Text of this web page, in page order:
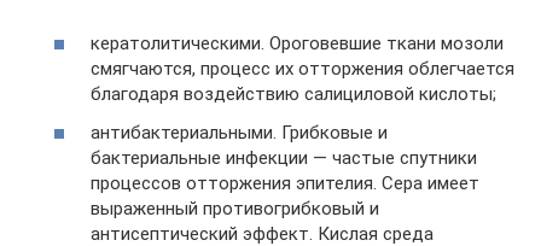
кератолитическими. Ороговевшие ткани мозоли
смягчаются, процесс их отторжения облегчается
благодаря воздействию салициловой кислоты;
антибактериальными. Грибковые и
бактериальные инфекции — частые спутники
процессов отторжения эпителия. Сера имеет
выраженный противогрибковый и
антисептический эффект. Кислая среда